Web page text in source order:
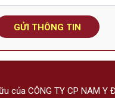
GỬI THÔNG TIN
của CÔNG TY CP NAM Y